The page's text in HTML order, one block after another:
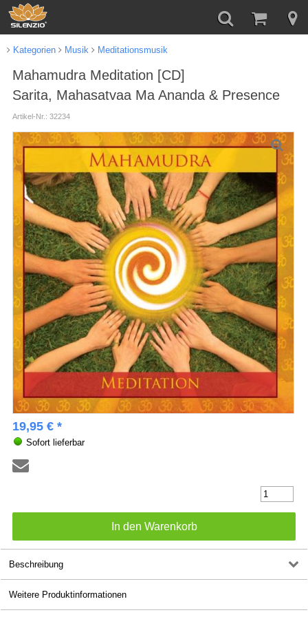
Kategorien Musik Meditationsmusik
Mahamudra Meditation [CD]
Sarita, Mahasatvaa Ma Ananda & Presence
Artikel-Nr.: 32234
19,95 € *
Sofort lieferbar
Beschreibung
Weitere Produktinformationen